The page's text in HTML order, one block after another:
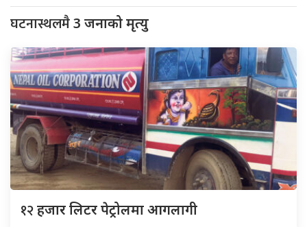
घटनास्थलमै3 जनाको मृत्यु
१२हजार लिटर पेट्रोलमा आगलागी